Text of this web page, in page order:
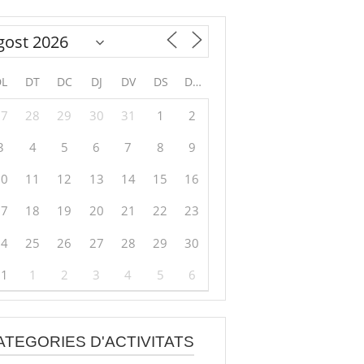
DT DC DJ DV DS DG
28 29 30 31 1
2
4 5 6 7 8
9
11 12 13 14 15
16
18 19 20 21 22
23
25 26 27 28 29
30
1 2 3 4 5 6
D'ACTIVITATS